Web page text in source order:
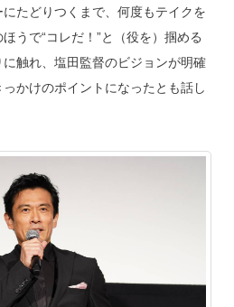
にたどりつくまで、何度もテイクを
うで“コレだ！”と（役を）掴める
触れ、塩田監督のビジョンが明確
かけのポイントになったとも話し